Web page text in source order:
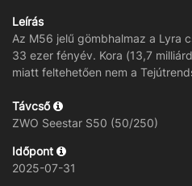
Leírás
Az M56 jelű gömbhalmaz a Lyra
33 ezer fényév. Kora (13,7
miatt feltehetően nem a
Távcső
ZWO Seestar S50 (50/250)
Időpont
2025-07-31